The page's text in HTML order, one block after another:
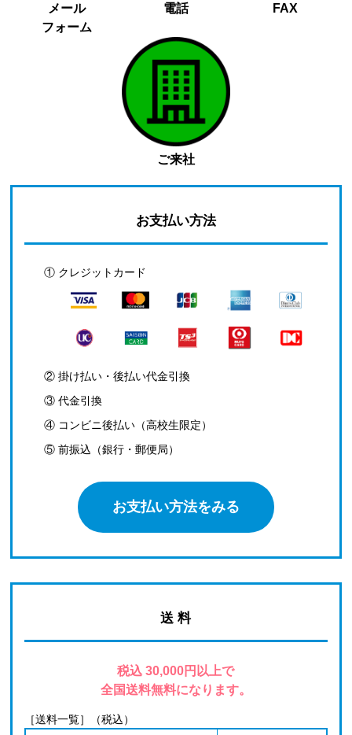
メール
フォーム
電話 FAX
ご来社
お支払い方法
① クレジットカード
② 掛け払い・後払い代金引換
③ 代金引換
④ コンビニ後払い（高校生限定）
⑤ 前振込（銀行・郵便局）
お支払い方法をみる
送 料
税込 30,000円以上で
全国送料無料になります。
［送料一覧］（税込）